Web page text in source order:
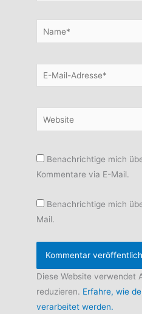
Name*
E-
Mail-
Website
Benachrichtige mich
Kommentare via E-Mail.
Benachrichtige mich
Mail.
Diese Website verwendet
reduzieren. Erfahre, wie
verarbeitet werden.